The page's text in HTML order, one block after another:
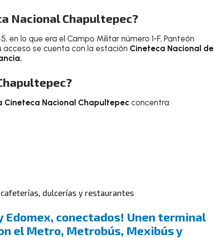
Nacional Chapultepec?
en lo que era el Campo Militar número 1-F, Panteón
acceso se cuenta con la estación Cineteca Nacional de
Cineteca Nacional Chapultepec concentra:
dulcerías y restaurantes
y Edomex, conectados! Unen terminal
el Metro, Metrobús, Mexibús y